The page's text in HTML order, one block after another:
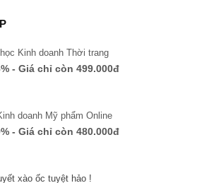
- Giá chỉ còn 499.000đ
- Giá chỉ còn 480.000đ